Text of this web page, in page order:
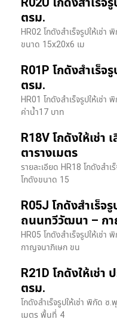
ตรม.
HR02 โกดังสำเร็จรูปให้เช่
ขนาด 15x20x6 เม
R01P โกดังสำเร็จ
ตรม.
HR01 โกดังสำเร็จรูปให้เช่
ค่าน้ำ17 บาท
R18V โกดังให้เช่า
ตารางเมตร
รายละเอียด HR18 โกดังสำ
โกดังขนาด 15
R05J โกดังสำเร็
ถนนทวีวัฒนา – ก
HR05 โกดังสำเร็จรูปให้เ
กาญจนาภิเษก ขน
R21D โกดังให้เช่า
ตรม.
โกดังสำเร็จรูปให้เช่า พิกัด
เมตร พื้นที่ 4